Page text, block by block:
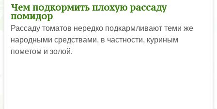
Чем подкормить плохую рассаду
помидор
Рассаду томатов нередко подкармливают теми же
народными средствами, в частности, куриным
пометом и золой.